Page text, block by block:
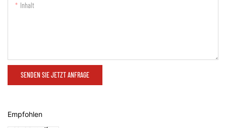
Inhalt
SENDEN SIE JETZT ANFRAGE
Empfohlen